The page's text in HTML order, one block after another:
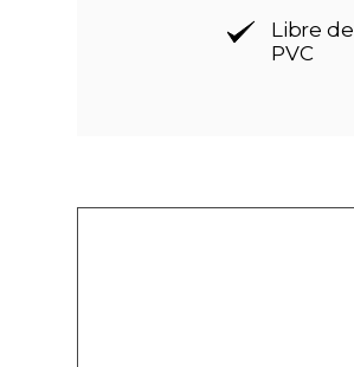
Libre de
PVC